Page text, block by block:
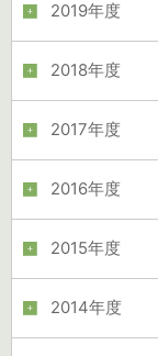
2019年度
2018年度
2017年度
2016年度
2015年度
2014年度